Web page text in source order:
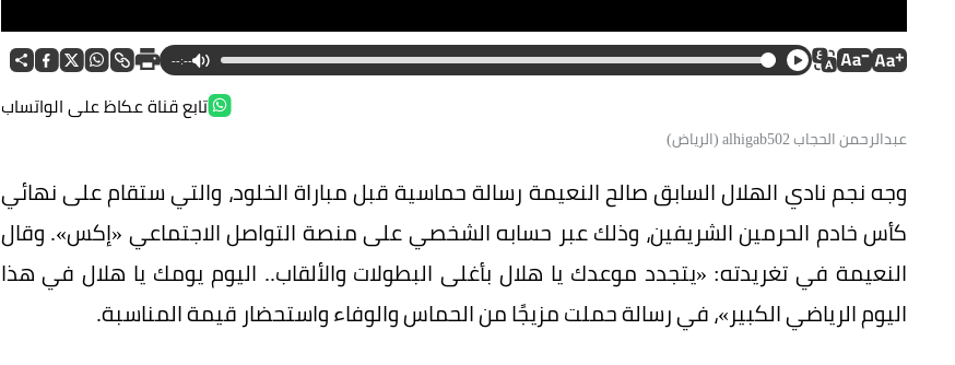
--:--
تابع قناة عكاظ على الواتساب
عبدالرحمن الحجاب alhigab502 (الرياض)
وجه نجم نادي الهلال السابق صالح النعيمة رسالة حماسية قبل مباراة الخلود، والتي ستقام على نهائي
كأس خادم الحرمين الشريفين، وذلك عبر حسابه الشخصي على منصة التواصل الاجتماعي «إكس». وقال
النعيمة في تغريدته: «يتجدد موعدك يا هلال بأغلى البطولات والألقاب.. اليوم يومك يا هلال في هذا
اليوم الرياضي الكبير»، في رسالة حملت مزيجًا من الحماس والوفاء واستحضار قيمة المناسبة.